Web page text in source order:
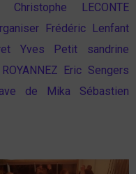
Christophe LECONTE
Frédéric Lenfant
Yves Petit
sandrine
Eric Sengers
de Mika
Sébastien